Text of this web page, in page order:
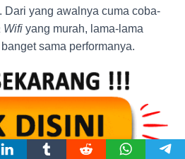
. Dari yang awalnya cuma coba-
Wifi yang murah, lama-lama
sama performanya.